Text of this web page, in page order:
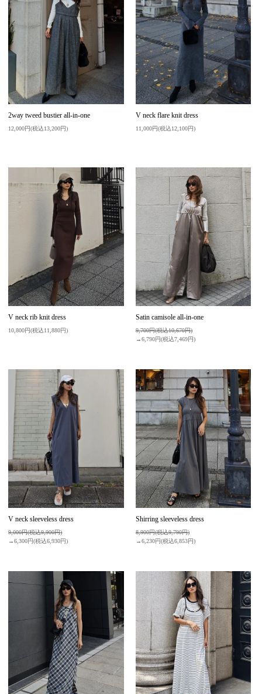
2way tweed bustier all-in-one
12,000円(税込13,200円)
V neck flare knit dress
11,000円(税込12,100円)
V neck rib knit dress
10,800円(税込11,880円)
Satin camisole all-in-one
9,700円(税込10,670円)
→6,790円(税込7,469円)
V neck sleeveless dress
9,000円(税込9,900円)
→6,300円(税込6,930円)
Shirring sleeveless dress
8,900円(税込9,790円)
→6,230円(税込6,853円)